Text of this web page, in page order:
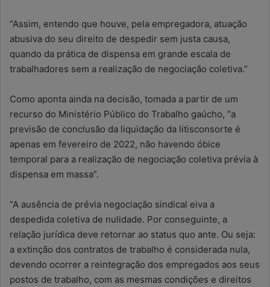
“Assim, entendo que houve, pela empregadora, atuação
abusiva do seu direito de despedir sem justa causa,
quando da prática de dispensa em grande escala de
trabalhadores sem a realização de negociação coletiva.”
Como aponta ainda na decisão, tomada a partir de um
recurso do Ministério Público do Trabalho gaúcho, “a
previsão de conclusão da liquidação da litisconsorte é
apenas em fevereiro de 2022, não havendo óbice
temporal para a realização de negociação coletiva prévia à
dispensa em massa”.
“A ausência de prévia negociação sindical eiva a
despedida coletiva de nulidade. Por conseguinte, a
relação jurídica deve retornar ao status quo ante. Ou seja:
a extinção dos contratos de trabalho é considerada nula,
devendo ocorrer a reintegração dos empregados aos seus
postos de trabalho, com as mesmas condições e direitos